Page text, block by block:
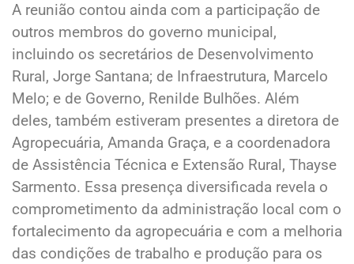
A reunião contou ainda com a participação de
outros membros do governo municipal,
incluindo os secretários de Desenvolvimento
Rural, Jorge Santana; de Infraestrutura, Marcelo
Melo; e de Governo, Renilde Bulhões. Além
deles, também estiveram presentes a diretora de
Agropecuária, Amanda Graça, e a coordenadora
de Assistência Técnica e Extensão Rural, Thayse
Sarmento. Essa presença diversificada revela o
comprometimento da administração local com o
fortalecimento da agropecuária e com a melhoria
das condições de trabalho e produção para os